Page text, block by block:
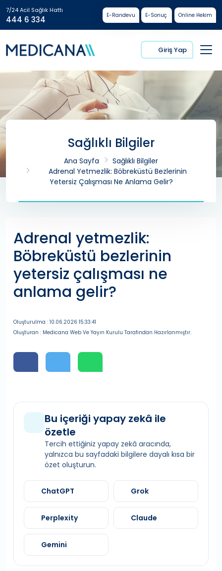
7/24 Acil Sağlık Hattı
444 6 334 E-Randevu E-Sonuç Online Hekim
Giriş Yap
Sağlıklı Bilgiler
Ana Sayfa
Sağlıklı Bilgiler
Adrenal Yetmezlik: Böbreküstü Bezlerinin
Yetersiz Çalışması Ne Anlama Gelir?
Adrenal yetmezlik:
Böbreküstü bezlerinin
yetersiz çalışması ne
anlama gelir?
Oluşturulma : 10.06.2026 15:33:41
Oluşturan : Medicana Web Ve Yayın Kurulu Tarafından Hazırlanmıştır.
Bu içeriği yapay zekâ ile
özetle
Tercih ettiğiniz yapay zekâ aracında,
yalnızca bu sayfadaki bilgilere dayalı kısa bir
özet oluşturun.
ChatGPT Grok
Perplexity Claude
Gemini